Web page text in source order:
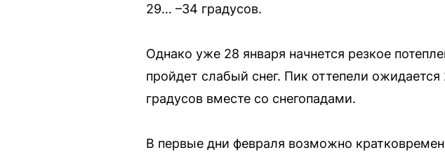
29… –34 градусов.
Однако уже 28 января начнется резкое
пройдет слабый снег. Пик оттепели
градусов вместе со снегопадами.
В первые дни февраля возможно